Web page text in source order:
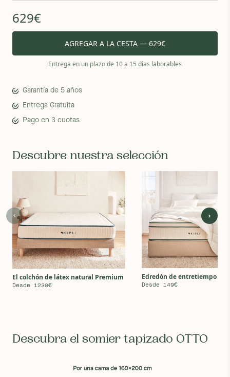
629€
AGREGAR A LA CESTA — 629€
Entrega en un plazo de 10 a 15 días laborables
Garantía de 5 años
Entrega Gratuita
Pago en 3 cuotas
Descubre nuestra selección
El colchón de látex natural Premium
Desde 1230€
Edredón de entretiempo
Desde 149€
Descubra el somier tapizado OTTO